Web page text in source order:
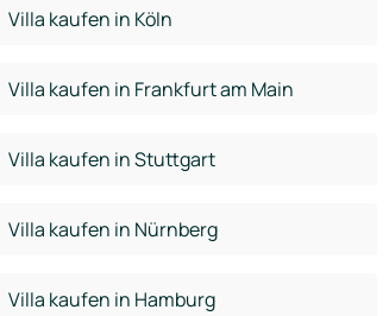
Villa kaufen in Köln
Villa kaufen in Frankfurt am Main
Villa kaufen in Stuttgart
Villa kaufen in Nürnberg
Villa kaufen in Hamburg